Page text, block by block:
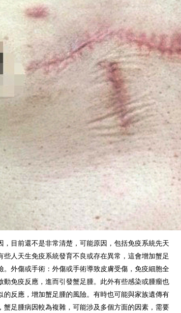
，目前還不是非常清楚，可能原因，包括免疫系統先天
些人天生免疫系統發育不良或存在異常，這會增加蟹足
。外傷或手術：外傷或手術導致皮膚受傷，免疫細胞全
動免疫反應，進而引發蟹足腫。此外有些感染或腫瘤也
的反應，增加蟹足腫的風險。有時也可能與家族遺傳有
蟹足腫病因較為複雜，可能涉及多個方面的因素，需要